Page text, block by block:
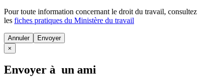
Pour toute information concernant le droit du travail, consultez
les fiches pratiques du Ministère du travail
Annuler
×
Envoyer à un ami